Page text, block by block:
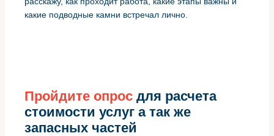
какие подводные камни встречал лично.
Пройдите опрос для расчета
стоимости услуг а так же
запасных частей